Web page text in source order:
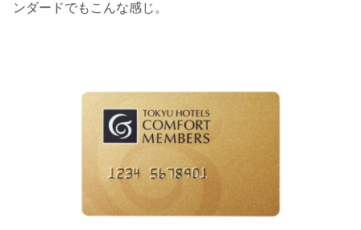
ンダードでもこんな感じ。